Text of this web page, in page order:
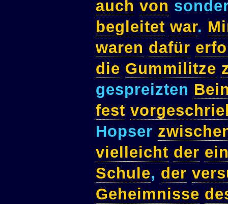
auch von
begleitet war.
waren dafür
die Gummilitze
gespreizten
fest
Hopser
vielleicht der
Schule, der
Geheimnisse